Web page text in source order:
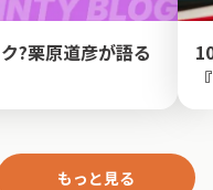
?栗原道彦が語る
もっと見る